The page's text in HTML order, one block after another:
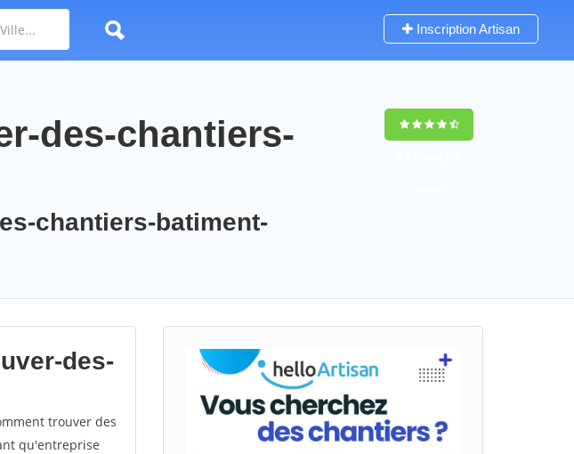
Inscription Artisan
des-chantiers-
chantiers-batiment-
des-
trouver des
qu'entreprise